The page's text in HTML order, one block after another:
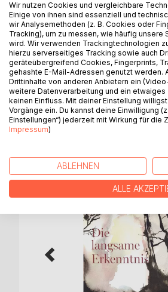
Aber obwohl sie
und verbringt glückliche
in der auf einmal die
So wie ihr Bräutigam
verurteilt, bis der
Griechenland geschickt,
aus ihrer Heimat
Wir nutzen Cookies und vergleichbare
Einige von ihnen sind essenziell und
wir Analysemethoden (z. B. Cookies oder
Tracking), um zu messen, wie häufig
wird. Wir verwenden Trackingtechnologien
hierzu serverseitiges Tracking sowie auch
geräteübergreifend Cookies, Fingerprints,
gehashte E-Mail-Adressen genutzt werden.
Drittinhalte von anderen Anbietern ein
weitere Datenverarbeitung und ein
keinen Einfluss. Mit deiner Einstellung
Vorgänge ein. Du kannst deine Einwilligung
Einstellungen“) jederzeit mit Wirkung für die
Impressum)
ABLEHNEN
ALLE